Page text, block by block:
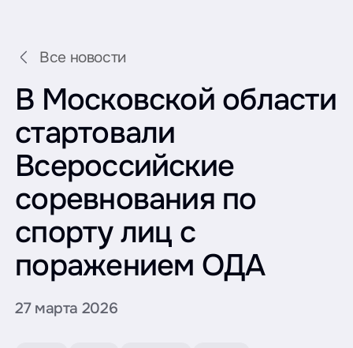
Все новости
В Московской области
стартовали
Всероссийские
соревнования по
спорту лиц с
поражением ОДА
27 марта 2026